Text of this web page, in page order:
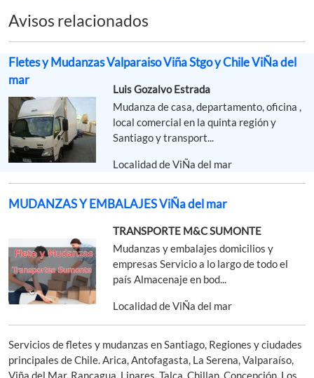
Avisos relacionados
Fletes y Mudanzas Valparaiso Viña Stgo y Chile ViÑa del
mar
Luis Gozalvo Estrada
Mudanza de casa, departamento, oficina ,
local comercial en la quinta región y
Santiago y transport...
Localidad de ViÑa del mar
MUDANZAS Y EMBALAJES ViÑa del mar
TRANSPORTE M&C SUMONTE
Mudanzas y embalajes domicilios y
empresas Servicio a lo largo de todo el
país Almacenaje en bod...
Localidad de ViÑa del mar
Servicios de fletes y mudanzas en Santiago, Regiones y ciudades
principales de Chile. Arica, Antofagasta, La Serena, Valparaíso,
Viña del Mar, Rancagua, Linares, Talca, Chillan, Concepción, Los